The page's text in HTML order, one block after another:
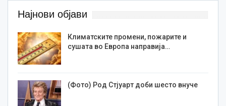
Најнови објави
Климатските промени, пожарите и
сушата во Европа направија…
(Фото) Род Стјуарт доби шесто внуче